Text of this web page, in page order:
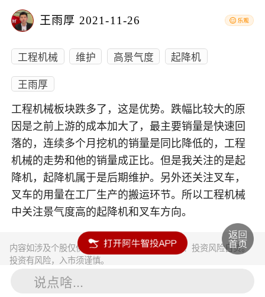
王雨厚 2021-11-26
工程机械 维护 高景气度
起降机
王雨厚
工程机械板块跌多了，这是优势。跌幅比较大的原
因是之前上游的成本加大了，最主要销量是快速回
落的，连续多个月挖机的销量是同比降低的，工程
机械的走势和他的销量成正比。但是我关注的是起
降机，起降机属于是后期维护。另外还关注叉车，
叉车的用量在工厂生产的搬运环节。所以工程机械
中关注景气度高的起降机和叉车方向。
内容如涉及个股仅供参考，不构成任何投资建议！投资风险自负。
投资有风险，入市须谨慎。
说点啥...